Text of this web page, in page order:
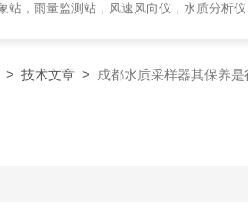
站，雨量监测站，风速风向仪，水质分析
> 技术文章 > 成都水质采样器其保养